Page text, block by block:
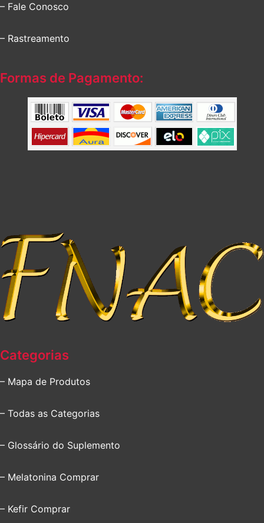
– Fale Conosco
– Rastreamento
Formas de Pagamento:
Categorias
– Mapa de Produtos
– Todas as Categorias
– Glossário do Suplemento
– Melatonina Comprar
– Kefir Comprar